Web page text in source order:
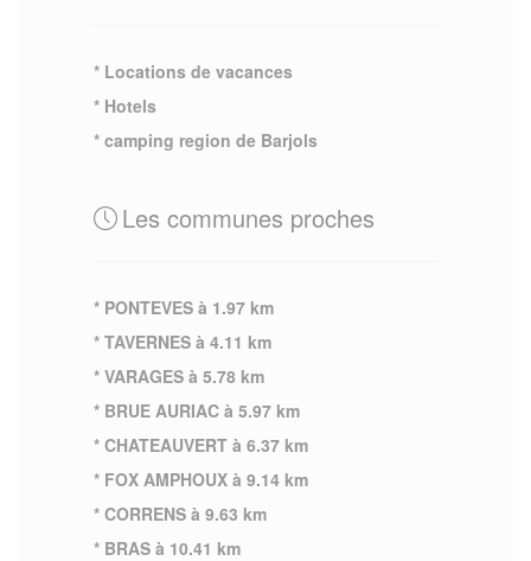
* Locations de vacances
* Hotels
* camping region de Barjols
Les communes proches
* PONTEVES à 1.97 km
* TAVERNES à 4.11 km
* VARAGES à 5.78 km
* BRUE AURIAC à 5.97 km
* CHATEAUVERT à 6.37 km
* FOX AMPHOUX à 9.14 km
* CORRENS à 9.63 km
* BRAS à 10.41 km